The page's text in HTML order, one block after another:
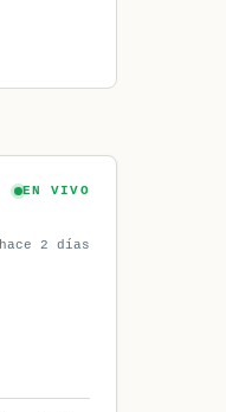
EN VIVO
hace 2 días